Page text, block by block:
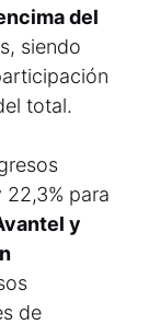
del
siendo
total.
22,3% para
y
de